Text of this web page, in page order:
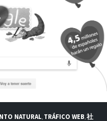
NATURAL, TRÁFICO WEB, 社